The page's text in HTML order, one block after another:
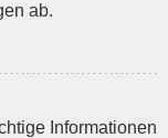
ab.
Informationen